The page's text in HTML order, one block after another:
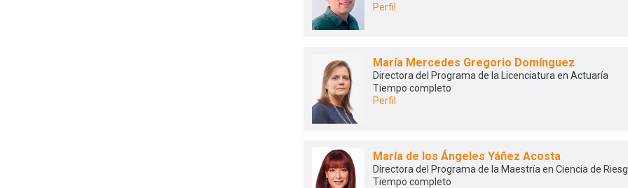
Perfil
María Mercedes Gregorio Domínguez
Directora del Programa de la Licenciatura en Actuaría
Tiempo completo
Perfil
María de los Ángeles Yáñez Acosta
Directora del Programa de la Maestría en Ciencia de
Tiempo completo